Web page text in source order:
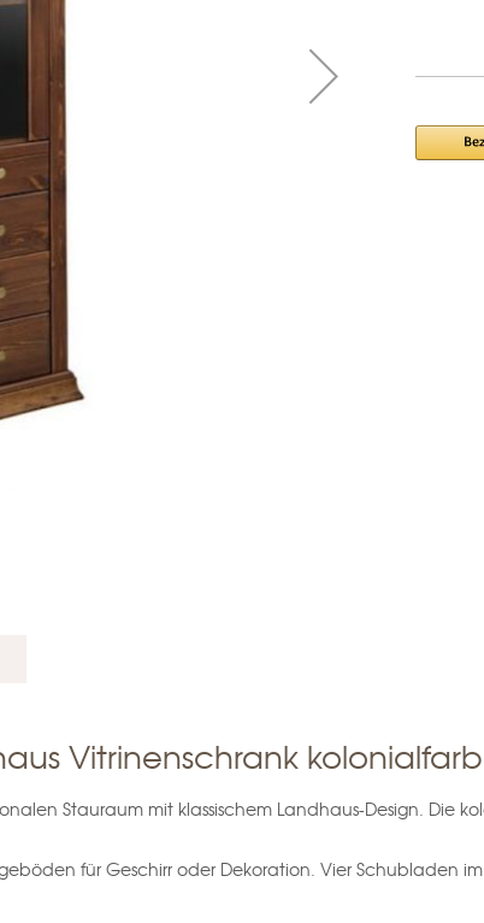
Vitrinenschrank
Stauraum mit klassischem Landhaus-Design.
für Geschirr oder Dekoration. Vier Schubladen